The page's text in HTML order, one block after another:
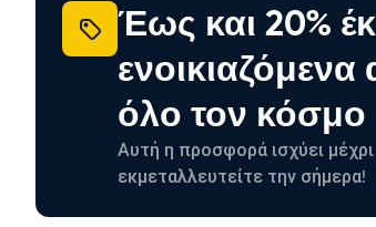
Έως και 20%
ενοικιαζόμενα
όλο τον κόσμο
Αυτή η προσφορά ισχύει
εκμεταλλευτείτε την σήμερα!